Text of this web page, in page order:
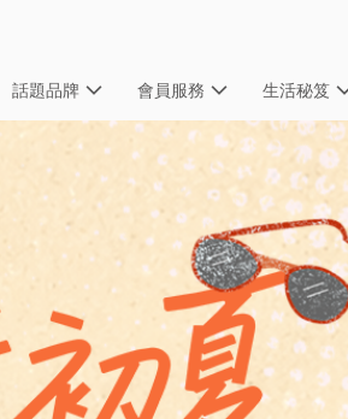
話題品牌 會員服務 生活秘笈